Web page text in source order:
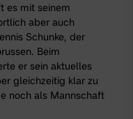
es mit seinem
aber auch
Schunke, der
Beim
er sein aktuelles
gleichzeitig klar zu
noch als Mannschaft